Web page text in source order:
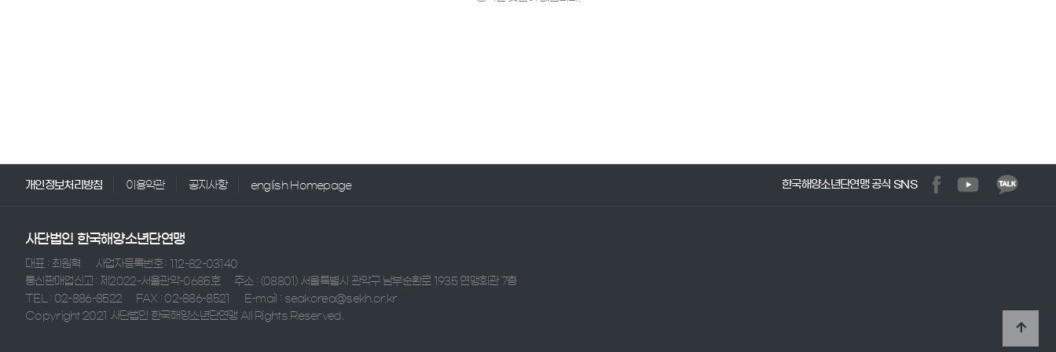
개인정보처리방침 이용약관 공지사항 english Homepage 한국해양소년단연맹 공식 SNS
사단법인 한국해양소년단연맹
대표 : 최원혁
사업자등록번호 : 112-82-03140
통신판매업신고 : 제2022-서울관악-0685호
주소 : (08801) 서울특별시 관악구 남부순환로 1935 연맹회관 7층
TEL : 02-886-8522
FAX : 02-886-8521
E-mail : seakorea@sekh.or.kr
Copyright 2021 사단법인 한국해양소년단연맹 All Rights Reserved.